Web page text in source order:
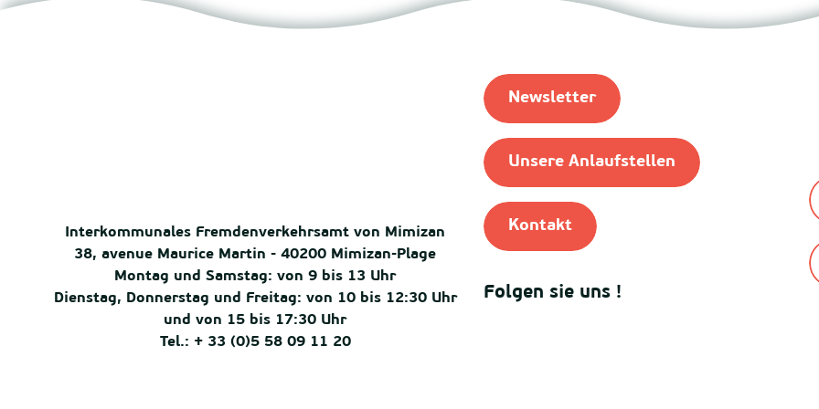
Interkommunales Fremdenverkehrsamt von Mimizan
38, avenue Maurice Martin - 40200 Mimizan-Plage
Montag und Samstag: von 9 bis 13 Uhr
Dienstag, Donnerstag und Freitag: von 10 bis 12:30 Uhr
und von 15 bis 17:30 Uhr
Tel.: + 33 (0)5 58 09 11 20
Newsletter
Unsere Anlaufstellen
Kontakt
Folgen sie uns !